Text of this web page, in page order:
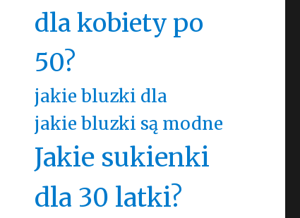
dla kobiety po
50?
jakie bluzki dla
jakie bluzki są modne
Jakie sukienki
dla 30 latki?